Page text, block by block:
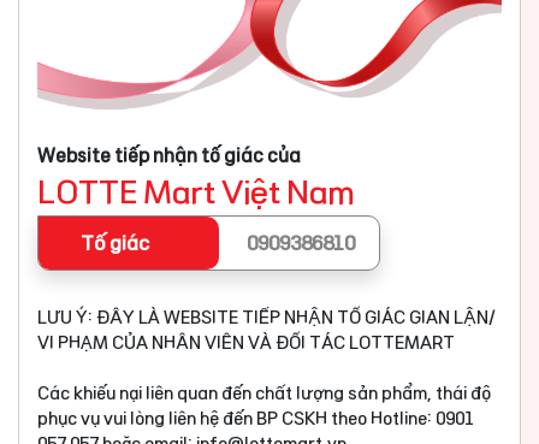
Website tiếp nhận tố giác của
LOTTE Mart Việt Nam
Tố giác 0909386810
LƯU Ý: ĐÂY LÀ WEBSITE TIẾP NHẬN TỐ GIÁC GIAN LẬN/
VI PHẠM CỦA NHÂN VIÊN VÀ ĐỐI TÁC LOTTEMART
Các khiếu nại liên quan đến chất lượng sản phẩm, thái độ
phục vụ vui lòng liên hệ đến BP CSKH theo Hotline: 0901